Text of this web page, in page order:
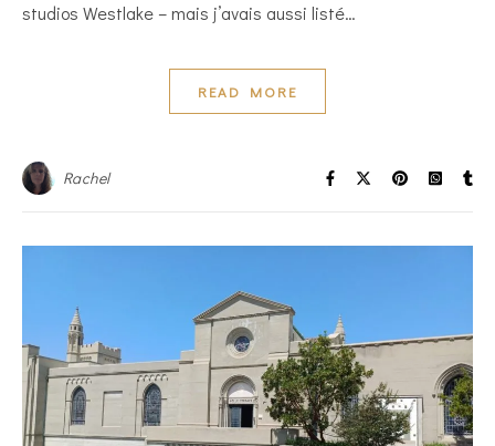
studios Westlake – mais j’avais aussi listé…
READ MORE
Rachel